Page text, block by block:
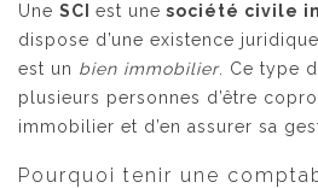
Une SCI est une société civile
dispose d’une existence
est un bien immobilier. Ce type
plusieurs personnes d’être
immobilier et d’en assurer sa
Pourquoi tenir une